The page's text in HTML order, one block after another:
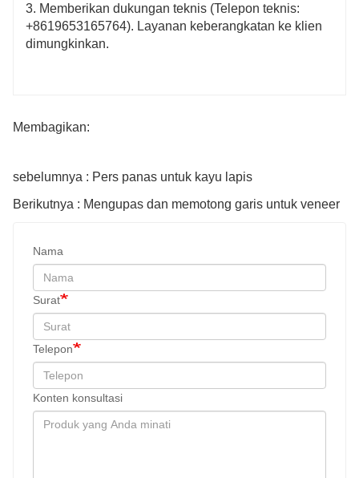
3. Memberikan dukungan teknis (Telepon teknis:
+8619653165764). Layanan keberangkatan ke klien
dimungkinkan.
Membagikan:
sebelumnya : Pers panas untuk kayu lapis
Berikutnya : Mengupas dan memotong garis untuk veneer
Nama
Surat
Telepon
Konten konsultasi